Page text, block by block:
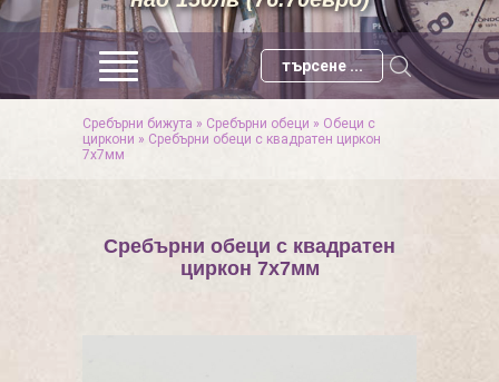
Сребърни бижута » Сребърни обеци » Обеци с
циркони » Сребърни обеци с квадратен циркон
7х7мм
Сребърни обеци с квадратен
циркон 7х7мм